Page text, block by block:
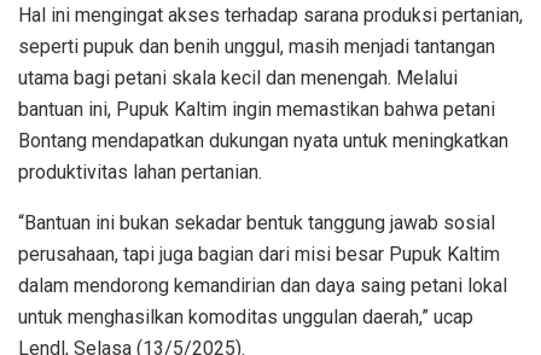
Hal ini mengingat akses terhadap sarana produksi pertanian,
seperti pupuk dan benih unggul, masih menjadi tantangan
utama bagi petani skala kecil dan menengah. Melalui
bantuan ini, Pupuk Kaltim ingin memastikan bahwa petani
Bontang mendapatkan dukungan nyata untuk meningkatkan
produktivitas lahan pertanian.
“Bantuan ini bukan sekadar bentuk tanggung jawab sosial
perusahaan, tapi juga bagian dari misi besar Pupuk Kaltim
dalam mendorong kemandirian dan daya saing petani lokal
untuk menghasilkan komoditas unggulan daerah,” ucap
Lendl, Selasa (13/5/2025).